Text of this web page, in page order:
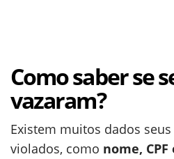
Como saber se
vazaram?
Existem muitos dados
violados, como nome,